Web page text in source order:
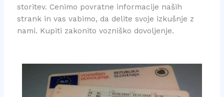
storitev. Cenimo povratne informacije naših
strank in vas vabimo, da delite svoje izkušnje z
nami. Kupiti zakonito vozniško dovoljenje.